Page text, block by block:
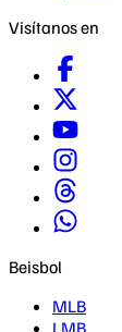
Visítanos en
Beisbol
MLB
LMB